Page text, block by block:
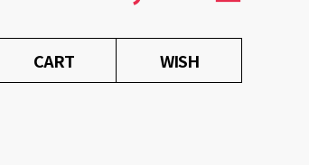
CART WISH